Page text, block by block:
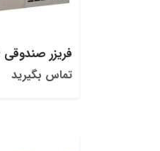
فریزر صندوقی 4 درب زاگرس
تماس بگیرید